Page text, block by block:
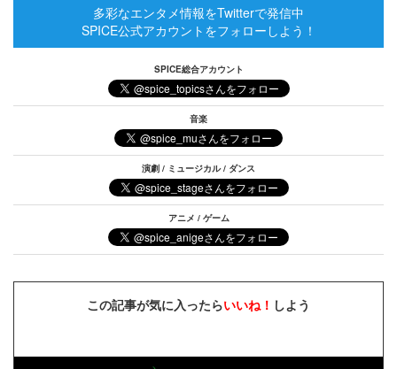
多彩なエンタメ情報をTwitterで発信中
SPICE公式アカウントをフォローしよう！
SPICE総合アカウント
音楽
演劇 / ミュージカル / ダンス
アニメ / ゲーム
この記事が気に入ったらいいね！ しよう